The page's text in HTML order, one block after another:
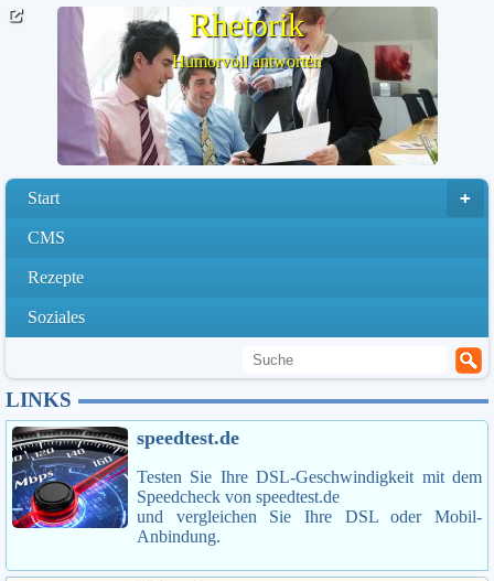
Rhetorik
Humorvoll antworten
Start
CMS
Rezepte
Soziales
LINKS
speedtest.de
Testen Sie Ihre DSL-Geschwindigkeit mit dem
Speedcheck von speedtest.de
und vergleichen Sie Ihre DSL oder Mobil-
Anbindung.